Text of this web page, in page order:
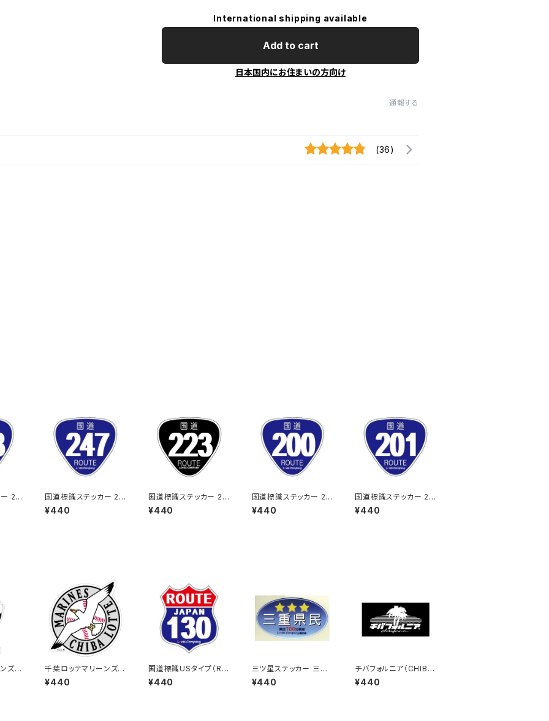
International shipping available
Add to cart
日本国内にお住まいの方向け
通報する
(36)
ー 23
国道標識ステッカー 24
7号線
¥440
国道標識ステッカー 22
3号線（ブラック）
¥440
国道標識ステッカー 20
0号線
¥440
国道標識ステッカー 20
1号線
¥440
ズス
千葉ロッテマリーンズス
テッカー15
¥440
国道標識USタイプ（RO
UTE）ステッカー 130号
線
¥440
三ツ星ステッカー 三重
県民(ブルー)
¥440
チバフォルニア（CHIBA
FORNIA）ステッカーB
（Black）
¥440